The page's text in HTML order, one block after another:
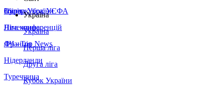
Збірна України
Італія
Німеччина
Франція
Нідерланди
Туреччина
Суперкубок УЄФА
Ліга конференцій
ЛЧ - Top News
Україна
Україна
Перша ліга
Друга ліга
Кубок України